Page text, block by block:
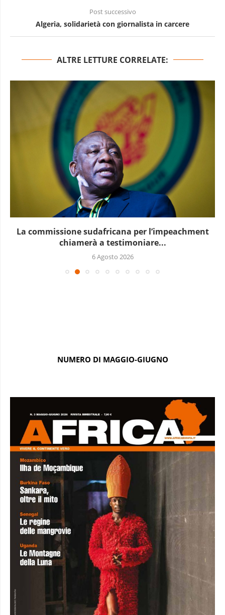
Post successivo
Algeria, solidarietà con giornalista in carcere
ALTRE LETTURE CORRELATE:
La commissione sudafricana per l’impeachment
chiamerà a testimoniare...
6 Agosto 2026
NUMERO DI MAGGIO-GIUGNO